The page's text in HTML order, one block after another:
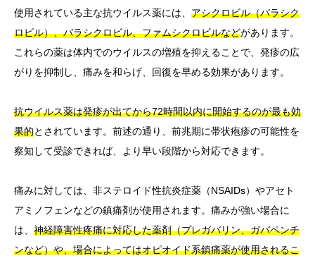
使用されている主な抗ウイルス薬には、 アシクロビル（バラシク
ロビル）、バラシクロビル、ファムシクロビルなどがあります。
これらの薬は体内でのウイルスの増殖を抑えることで、発疹の広
がりを抑制し、痛みを和らげ、回復を早める効果があります。
抗ウイルス薬は発疹が出てから72時間以内に開始するのが最も効
果的とされています。前述の通り、前兆期に帯状疱疹の可能性を
察知して受診できれば、より早い段階から対応できます。
痛みに対しては、非ステロイド性抗炎症薬（NSAIDs）やアセト
アミノフェンなどの鎮痛剤が使用されます。痛みが強い場合に
は、 神経障害性疼痛に対応した薬剤（プレガバリン、ガバペンチ
ンなど）や、場合によってはオピオイド系鎮痛薬が使用されるこ